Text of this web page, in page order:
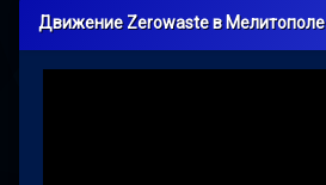
Движение Zerowaste в Мелитополе